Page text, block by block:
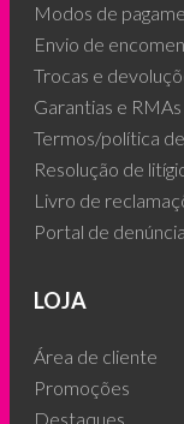
Modos de
Envio de
Trocas e
Garantias e RMAs
Termos/política
Resolução de
Livro de
Portal de
LOJA
Área de cliente
Promoções
Destaques